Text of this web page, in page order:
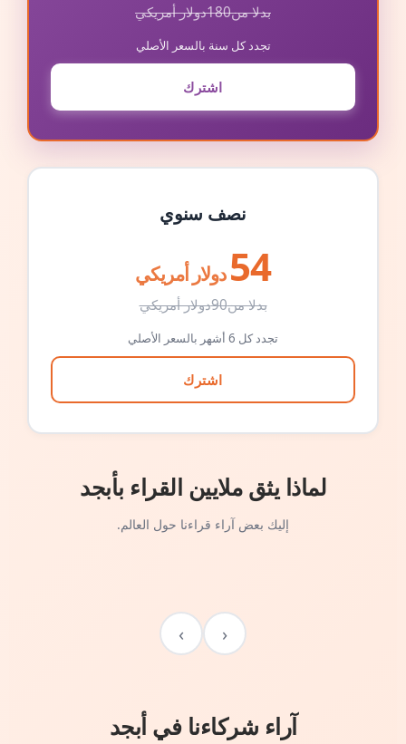
بدلا من180دولار أمريكي
تجدد كل سنة بالسعر الأصلي
اشترك
نصف سنوي
54 دولار أمريكي
بدلا من90دولار أمريكي
تجدد كل 6 أشهر بالسعر الأصلي
اشترك
لماذا يثق ملايين القراء بأبجد
إليك بعض آراء قراءنا حول العالم.
‹
›
آراء شركاءنا في أبجد